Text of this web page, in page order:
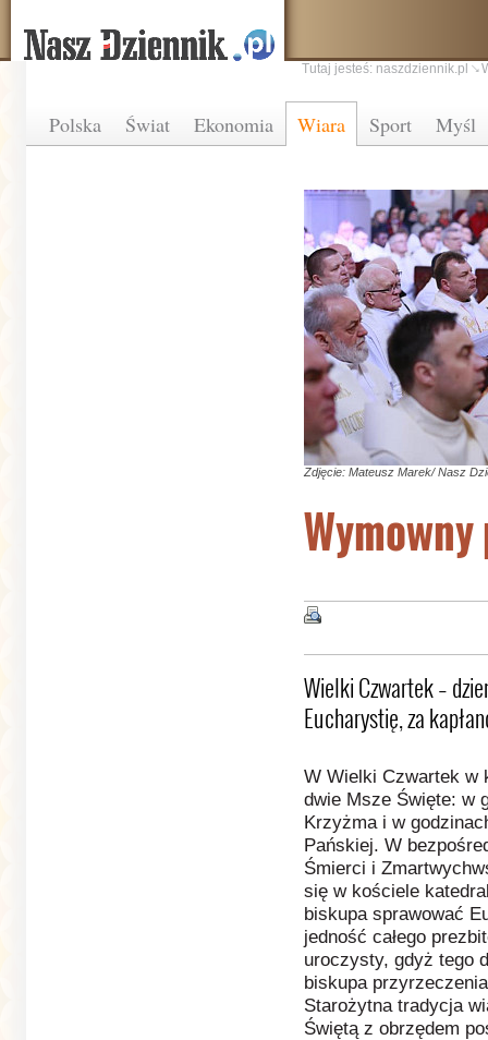
Polska Świat Ekonomia Wiara Sport Myśl
Tutaj jesteś: naszdziennik.pl
Zdjęcie: Mateusz Marek/ Nasz
Wielki Czwartek –
Eucharystię, za
W Wielki Czwartek w
dwie Msze Święte: w
Krzyżma i w
Pańskiej. W
Śmierci i
się w kościele
biskupa sprawować
jedność całego
uroczysty, gdyż tego
biskupa
Starożytna tradycja
Świętą z obrzędem